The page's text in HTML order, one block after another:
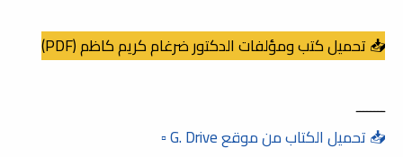
📥 تحميل كتب ومؤلفات الدكتور ضرغام كريم كاظم (PDF)
ــــــــ
📥 تحميل الكتاب من موقع G. Drive ▫️